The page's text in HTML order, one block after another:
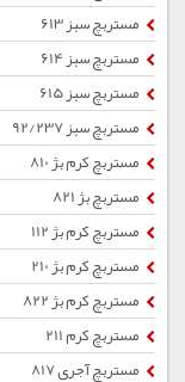
مستربچ سبز 613
مستربچ سبز 614
مستربچ سبز 615
مستربچ سبز 92/237
مستربچ کرم بژ 810
مستربچ بژ 821
مستربچ کرم بژ 112
مستربچ کرم بژ 210
مستربچ کرم بژ 822
مستربچ کرم 211
مستربچ آجری 817